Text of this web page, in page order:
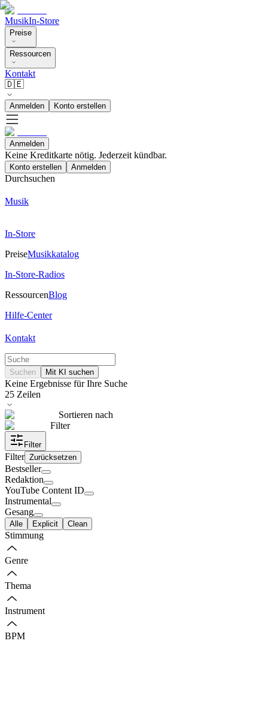
MusikIn-Store
Preise
Ressourcen
Kontakt
🇩🇪
Anmelden Konto erstellen
Anmelden
Keine Kreditkarte nötig. Jederzeit kündbar.
Konto erstellen Anmelden
Durchsuchen
Musik
In-Store
PreiseMusikkatalog
In-Store-Radios
RessourcenBlog
Hilfe-Center
Kontakt
Suchen Mit KI suchen
Keine Ergebnisse für Ihre Suche
25 Zeilen
Sortieren nach
Filter
Filter
Filter Zurücksetzen
Bestseller
Redaktion
YouTube Content ID
Instrumental
Gesang
Alle Explicit Clean
Stimmung
Genre
Thema
Instrument
BPM